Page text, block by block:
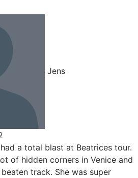
Jens
a total blast at Beatrices tour.
of hidden corners in Venice and
track. She was super